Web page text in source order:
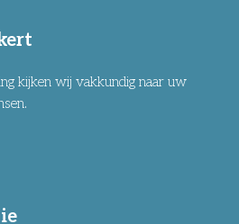
kijken wij vakkundig naar uw